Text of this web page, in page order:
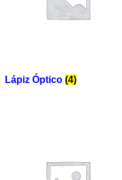
Lápiz Óptico (4)